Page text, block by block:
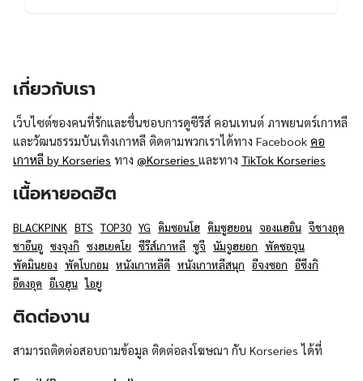
เกี่ยวกับเรา
เว็บไซต์ของคนที่รักและชื่นชอบการดูซีรีส์ คอนเทนต์ ภาพยนตร์เกาหลี
และวัฒนธรรมบันเทิงเกาหลี ติดตามพวกเราได้ทาง Facebook คอ
เกาหลี by Korseries ทาง @Korseries และทาง TikTok Korseries
เนื้อหายอดฮิต
BLACKPINK BTS TOP30 YG คิมซอนโฮ คิมซูฮยอน จองแฮอิน จีชางอุค
ชาอึนอู ซงจุงกิ ซงฮเยคโย ซีรีส์เกาหลี ซูจี นัมจูฮยอก พัคซอจุน
พัคมินยอง พัคโบกอม หนังเกาหลีดี หนังเกาหลีสนุก อีจงซอก อีซึงกิ
อีดงอุค อีเจฮุน ไอยู
ติดต่องาน
สามารถติดต่อสอบถามข้อมูล ติดต่อลงโฆษณา กับ Korseries ได้ที่